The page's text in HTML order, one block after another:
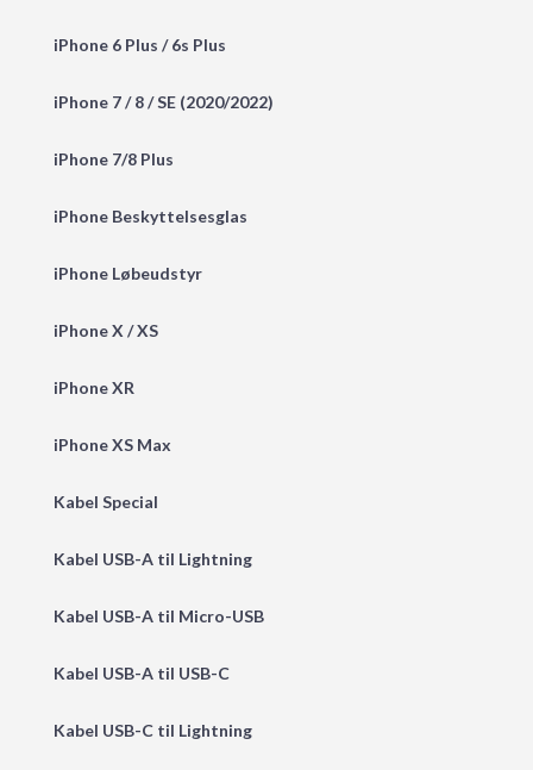
iPhone 6 Plus / 6s Plus
iPhone 7 / 8 / SE (2020/2022)
iPhone 7/8 Plus
iPhone Beskyttelsesglas
iPhone Løbeudstyr
iPhone X / XS
iPhone XR
iPhone XS Max
Kabel Special
Kabel USB-A til Lightning
Kabel USB-A til Micro-USB
Kabel USB-A til USB-C
Kabel USB-C til Lightning